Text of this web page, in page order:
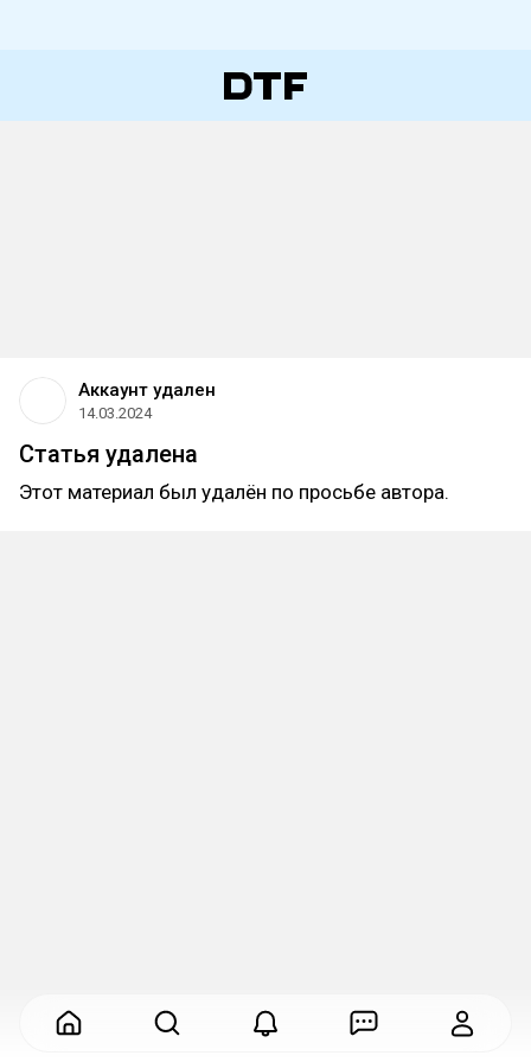
Аккаунт удален
14.03.2024
Статья удалена
Этот материал был удалён по просьбе автора.